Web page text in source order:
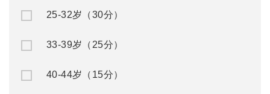
25-32岁（30分）
33-39岁（25分）
40-44岁（15分）